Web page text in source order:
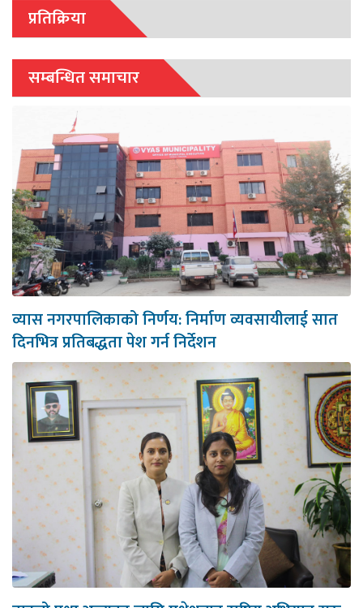
प्रतिक्रिया
सम्बन्धित समाचार
व्यास नगरपालिकाको निर्णय: निर्माण व्यवसायीलाई सात
दिनभित्र प्रतिबद्धता पेश गर्न निर्देशन